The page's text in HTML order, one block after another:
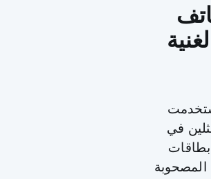
في
المصحوبة